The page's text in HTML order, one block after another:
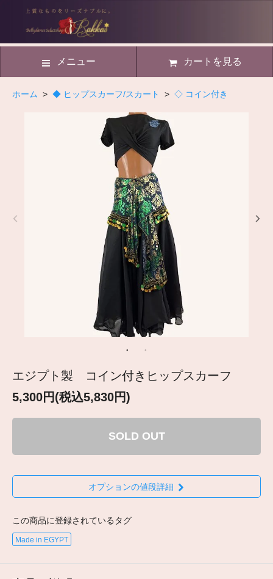
メニュー カートを見る
ホーム > ◆ ヒップスカーフ/スカート > ◇ コイン付き
エジプト製 コイン付きヒップスカーフ
5,300円(税込5,830円)
SOLD OUT
オプションの値段詳細
この商品に登録されているタグ
Made in EGYPT